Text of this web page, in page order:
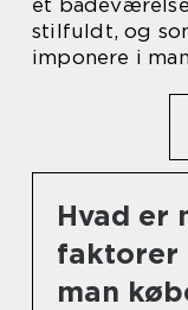
et
stilfuldt, og
imponere i
Hvad er
faktorer
man